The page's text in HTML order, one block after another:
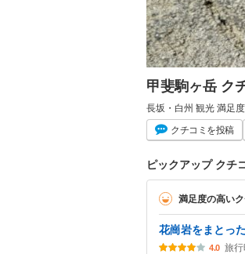
甲斐駒ヶ岳 ク
長坂・白州 観光 満足
クチコミ を投稿
ピックアップ クチ
満足度の高いク
花崗岩をまとっ
4.0 旅